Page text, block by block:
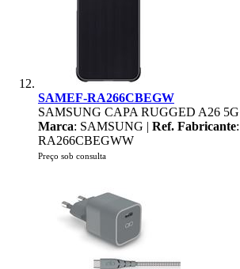
SAMEF-RA266CBEGW
SAMSUNG CAPA RUGGED A26
Marca: SAMSUNG | Ref. Fabricante
RA266CBEGWW
Preço sob consulta